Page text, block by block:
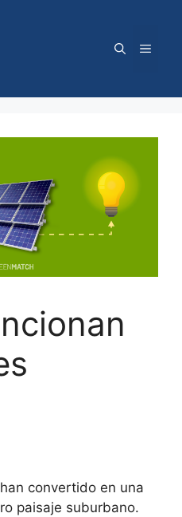
Menú
convertido en una
paisaje suburbano.